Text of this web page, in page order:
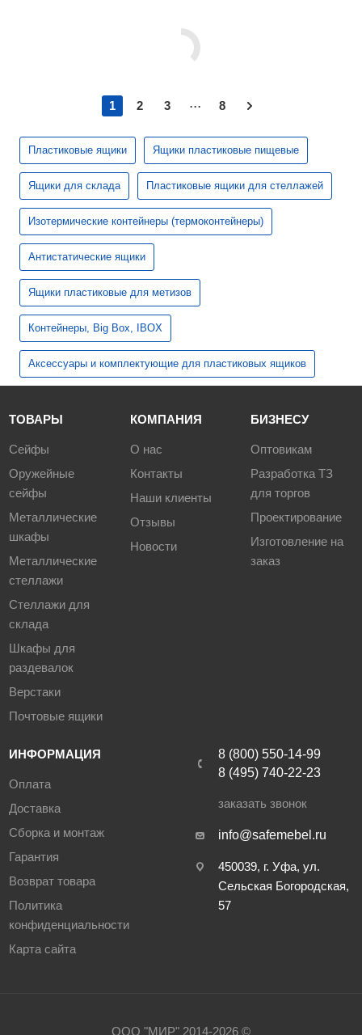
1 2 3 ... 8
Пластиковые ящики Ящики пластиковые пищевые
Ящики для склада Пластиковые ящики для стеллажей
Изотермические контейнеры (термоконтейнеры)
Антистатические ящики
Ящики пластиковые для метизов
Контейнеры, Big Box, IBOX
Аксессуары и комплектующие для пластиковых ящиков
ТОВАРЫ
Сейфы
Оружейные
сейфы
Металлические
шкафы
Металлические
стеллажи
Стеллажи для
склада
Шкафы для
раздевалок
Верстаки
Почтовые ящики
КОМПАНИЯ
О нас
Контакты
Наши клиенты
Отзывы
Новости
БИЗНЕСУ
Оптовикам
Разработка ТЗ
для торгов
Проектирование
Изготовление на
заказ
ИНФОРМАЦИЯ
Оплата
Доставка
Сборка и монтаж
Гарантия
Возврат товара
Политика
конфиденциальности
Карта сайта
8 (800) 550-14-99
8 (495) 740-22-23
заказать звонок
info@safemebel.ru
450039, г. Уфа, ул.
Сельская Богородская,
57
ООО "МИР" 2014-2026 ©